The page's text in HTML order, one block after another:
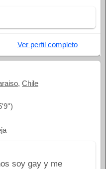
Ver perfil completo
, Chile
soy gay y me